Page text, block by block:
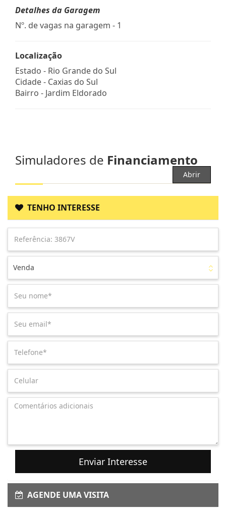
Detalhes da Garagem
Nº. de vagas na garagem - 1
Localização
Estado - Rio Grande do Sul
Cidade - Caxias do Sul
Bairro - Jardim Eldorado
Simuladores de Financiamento
Abrir
TENHO INTERESSE
Venda
Enviar Interesse
AGENDE UMA VISITA